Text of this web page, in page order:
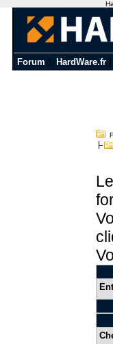
Forum HardWare.fr